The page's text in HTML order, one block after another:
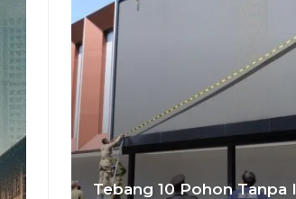
Tebang 10 Pohon Tanpa Izin